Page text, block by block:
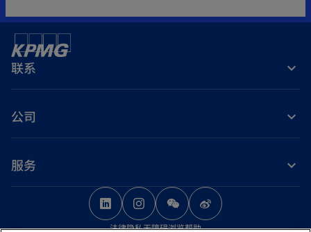
联系
公司
服务
o
p
o
p
o
法律隐私无障碍浏览帮助